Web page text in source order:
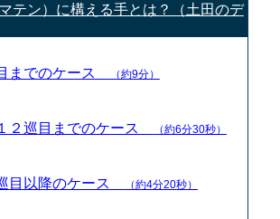
テン）に構える手とは？（土田のデ
までのケース （約9分）
２巡目までのケース （約6分30秒）
目以降のケース （約4分20秒）